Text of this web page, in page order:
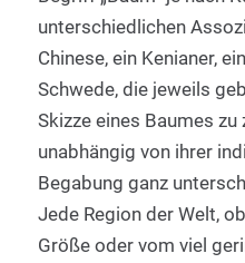
unterschiedlichen
Chinese, ein Kenianer,
Schwede, die jeweils
Skizze eines Baumes zu
unabhängig von ihrer
Begabung ganz
Jede Region der Welt,
Größe oder vom viel